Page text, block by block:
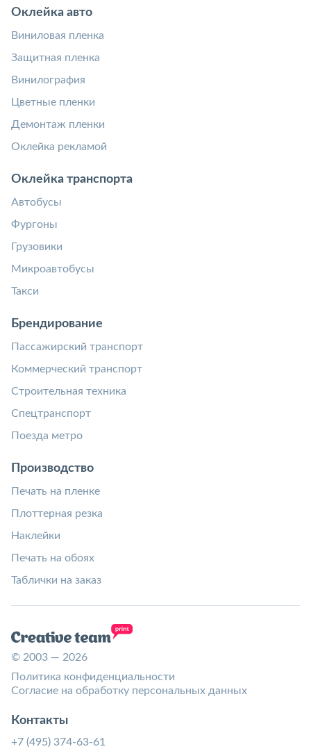
Оклейка авто
Виниловая пленка
Защитная пленка
Винилография
Цветные пленки
Демонтаж пленки
Оклейка рекламой
Оклейка транспорта
Автобусы
Фургоны
Грузовики
Микроавтобусы
Такси
Брендирование
Пассажирский транспорт
Коммерческий транспорт
Строительная техника
Спецтранспорт
Поезда метро
Производство
Печать на пленке
Плоттерная резка
Наклейки
Печать на обоях
Таблички на заказ
© 2003 — 2026
Политика конфиденциальности
Согласие на обработку персональных данных
Контакты
+7 (495) 374-63-61